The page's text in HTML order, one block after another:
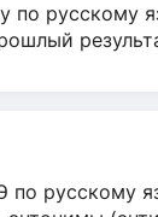
по русскому
по русскому